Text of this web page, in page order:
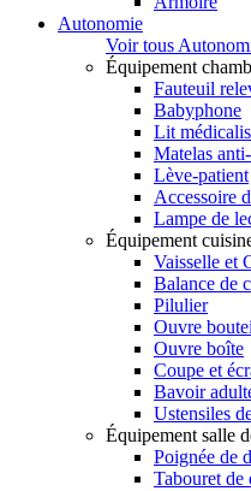
Autonomie
Voir tous
Équipement
Fauteuil
Babyphone
Lit
Matelas
Lève-patient
Accessoire
Lampe de
Équipement
Vaisselle et
Balance de
Pilulier
Ouvre
Ouvre boîte
Coupe et
Bavoir
Ustensiles
Équipement salle
Poignée de
Tabouret de